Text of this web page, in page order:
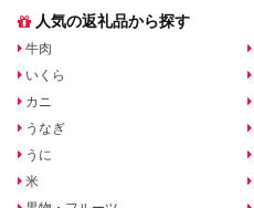
人気の返礼品から探す
牛肉
いくら
カニ
うなぎ
うに
米